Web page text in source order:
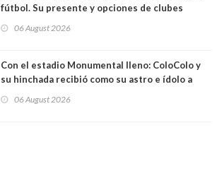
fútbol. Su presente y opciones de clubes
06 August 2026
Con el estadio Monumental lleno: ColoColo y
su hinchada recibió como su astro e ídolo a
06 August 2026